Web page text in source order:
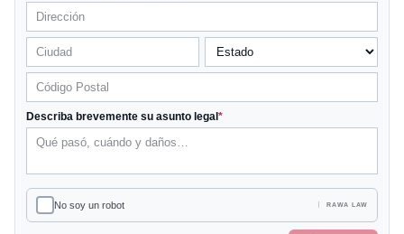
Describa brevemente su asunto legal*
No soy un robot RAWA LAW